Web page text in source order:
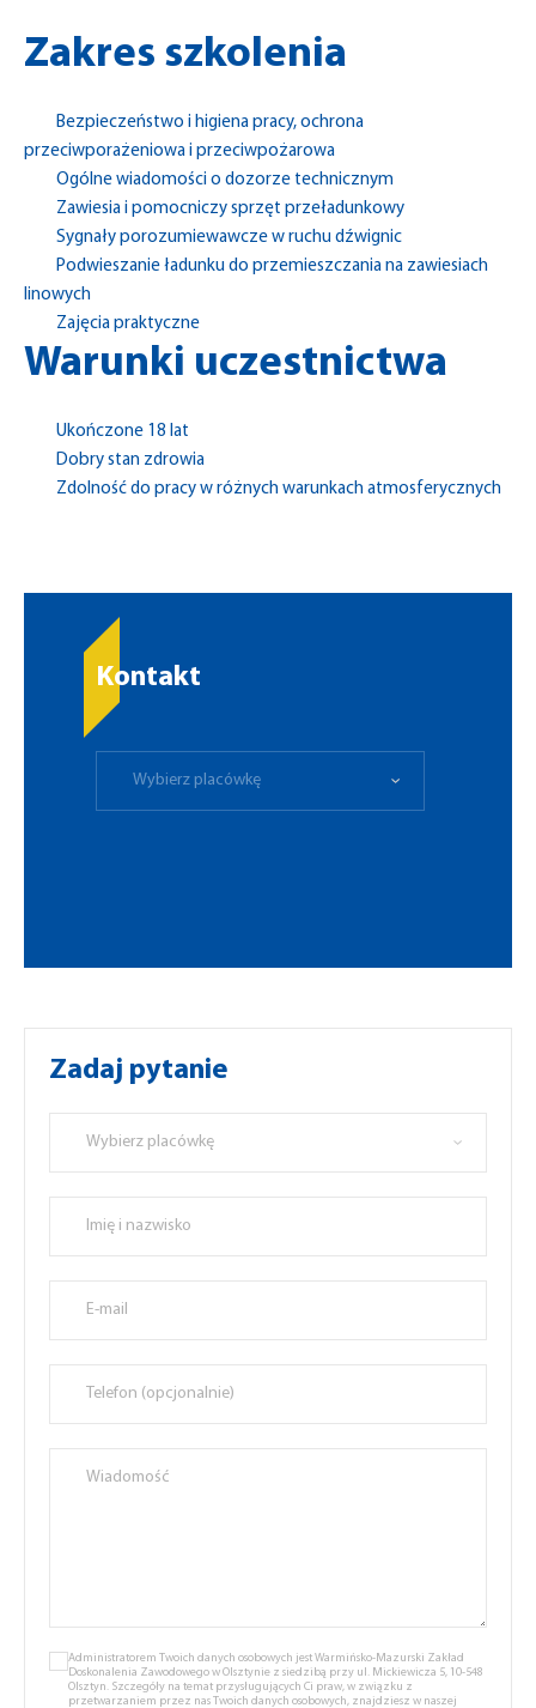
Zakres szkolenia
Bezpieczeństwo i higiena pracy, ochrona
przeciwporażeniowa i przeciwpożarowa
Ogólne wiadomości o dozorze technicznym
Zawiesia i pomocniczy sprzęt przeładunkowy
Sygnały porozumiewawcze w ruchu dźwignic
Podwieszanie ładunku do przemieszczania na zawiesiach
linowych
Zajęcia praktyczne
Warunki uczestnictwa
Ukończone 18 lat
Dobry stan zdrowia
Zdolność do pracy w różnych warunkach atmosferycznych
Kontakt
Wybierz placówkę
Zadaj pytanie
Wybierz placówkę
Administratorem Twoich danych osobowych jest Warmińsko-Mazurski Zakład
Doskonalenia Zawodowego w Olsztynie z siedzibą przy ul. Mickiewicza 5, 10-548
Olsztyn. Szczegóły na temat przysługujących Ci praw, w związku z
przetwarzaniem przez nas Twoich danych osobowych, znajdziesz w naszej